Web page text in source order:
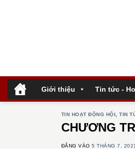
Giới thiệu Tin tức -
TIN HOẠT ĐỘNG HỘI ,TIN
CHƯƠNG
ĐĂNG VÀO5 THÁNG 7, 2021